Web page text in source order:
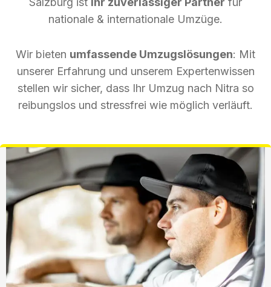
nationale & internationale Umzüge.
Wir bieten umfassende Umzugslösungen: Mit
unserer Erfahrung und unserem Expertenwissen
stellen wir sicher, dass Ihr Umzug nach Nitra so
reibungslos und stressfrei wie möglich verläuft.